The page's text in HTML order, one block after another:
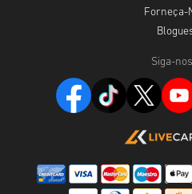
Forneça-
Siga-